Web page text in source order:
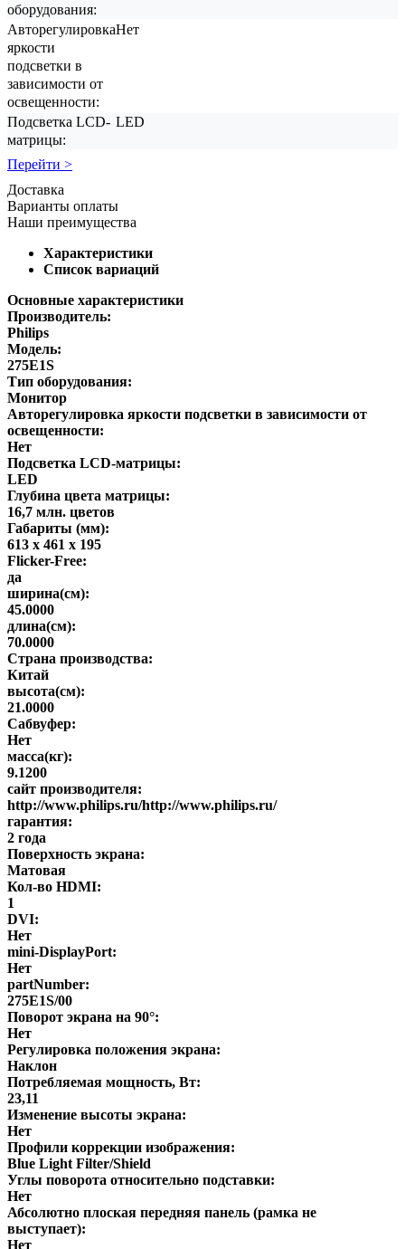
оборудования:
Авторегулировка
яркости
подсветки в
зависимости от
освещенности:
Нет
Подсветка LCD-
матрицы:
LED
Перейти >
Доставка
Варианты оплаты
Наши преимущества
Характеристики
Список вариаций
Основные характеристики
Производитель:
Philips
Модель:
275E1S
Тип оборудования:
Монитор
Авторегулировка яркости подсветки в зависимости от
освещенности:
Нет
Подсветка LCD-матрицы:
LED
Глубина цвета матрицы:
16,7 млн. цветов
Габариты (мм):
613 x 461 x 195
Flicker-Free:
да
ширина(см):
45.0000
длина(см):
70.0000
Страна производства:
Китай
высота(см):
21.0000
Сабвуфер:
Нет
масса(кг):
9.1200
сайт производителя:
http://www.philips.ru/http://www.philips.ru/
гарантия:
2 года
Поверхность экрана:
Матовая
Кол-во HDMI:
1
DVI:
Нет
mini-DisplayPort:
Нет
partNumber:
275E1S/00
Поворот экрана на 90°:
Нет
Регулировка положения экрана:
Наклон
Потребляемая мощность, Вт:
23,11
Изменение высоты экрана:
Нет
Профили коррекции изображения:
Blue Light Filter/Shield
Углы поворота относительно подставки:
Нет
Абсолютно плоская передняя панель (рамка не
выступает):
Нет